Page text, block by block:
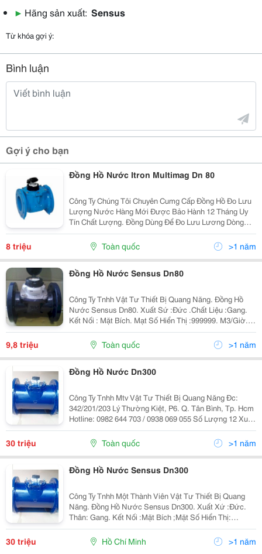
▶ Hãng sản xuất: Sensus
Từ khóa gợi ý:
Bình luận
Gợi ý cho bạn
Đồng Hồ Nước Itron Multimag Dn 80
Công Ty Chúng Tôi Chuyên Cumg Cấp Đồng Hồ Đo Lưu
Lượng Nước Hàng Mới Được Bảo Hành 12 Tháng Uy
Tín Chất Lượng. Đồng Dùng Để Đo Lưu Lương Dòng
Chẩy Tính Theo Thời Gian Dạng Tu Bin.
8 triệu Toàn quốc >1 năm
Đồng Hồ Nước Sensus Dn80
Công Ty Tnhh Vật Tư Thiết Bị Quang Năng. Đồng Hồ
Nước Sensus Dn80. Xuất Sứ :Đức .Chất Liệu :Gang.
Kết Nối : Mặt Bích. Mạt Số Hiển Thị :999999. M3/Giờ.
Hàng Mới 100% Bảo Hành 12 Tháng.uy Tín, Chât
Lượng Luôn Đặt Lên Hàng Đầu.giao Hàng Nhanh Chóng
9,8 triệu Toàn quốc >1 năm
Đồng Hồ Nước Dn300
Công Ty Tnhh Mtv Vật Tư Thiết Bị Quang Năng Đc:
342/201/203 Lý Thường Kiệt, P6. Q. Tân Bình, Tp. Hcm
Hotline: 0982 644 703 / 0938 069 055 Số Lượng 12 Xuất
Xứ Hàng Công Ty Bảo Hành 12
30 triệu Toàn quốc >1 năm
Đồng Hồ Nước Sensus Dn300
Công Ty Tnhh Một Thành Viên Vật Tư Thiết Bị Quang
Năng. Đồng Hồ Nước Sensus Dn300. Xuất Xứ :Đức.
Thân: Gang. Kết Nối :Mặt Bích ;Mặt Số Hiển Thị:
999999. Dn300. Kiểu Hoạt Động: Từ . Hàng Mới 100%
Bảo Hành 12 Tháng,Uy Tín ,Chất Lượng, Giao Hàng
30 triệu Hồ Chí Minh >1 năm